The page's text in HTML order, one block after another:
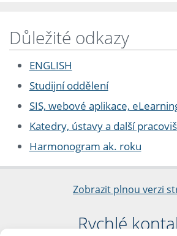
Důležité odkazy
ENGLISH
Studijní oddělení
SIS, webové aplikace,
Katedry, ústavy a další
Harmonogram ak. roku
Zobrazit plnou verzi
Rychlé